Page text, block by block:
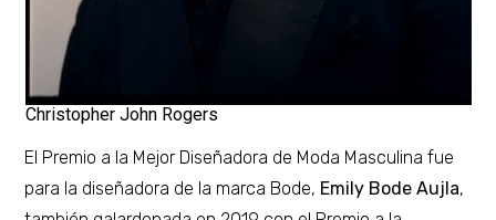
Christopher John Rogers
El Premio a la Mejor Diseñadora de Moda Masculina fue
para la diseñadora de la marca Bode, Emily Bode Aujla,